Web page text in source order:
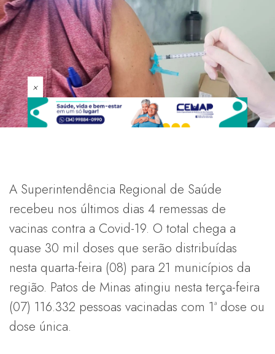
×
A Superintendência Regional de Saúde
recebeu nos últimos dias 4 remessas de
vacinas contra a Covid-19. O total chega a
quase 30 mil doses que serão distribuídas
nesta quarta-feira (08) para 21 municípios da
região. Patos de Minas atingiu nesta terça-feira
(07) 116.332 pessoas vacinadas com 1ª dose ou
dose única.